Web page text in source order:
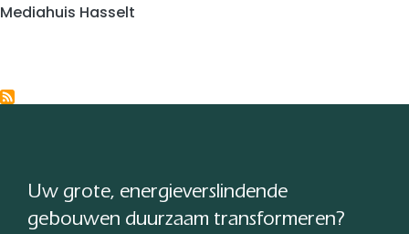
Mediahuis Hasselt
Uw grote, energieverslindende
gebouwen duurzaam transformeren?